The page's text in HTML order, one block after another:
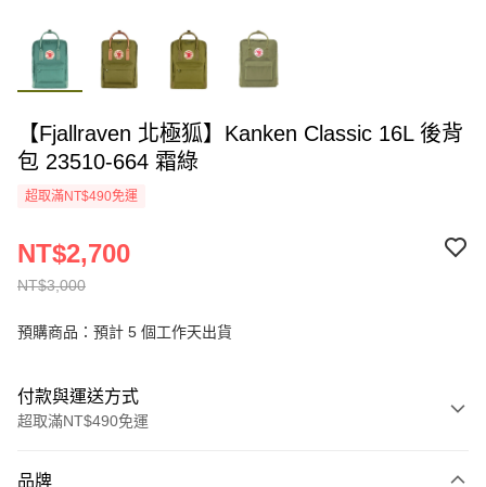
【Fjallraven 北極狐】Kanken Classic 16L 後背
包 23510-664 霜綠
超取滿NT$490免運
NT$3,000
NT$2,700
預購商品：預計 5 個工作天出貨
付款與運送方式
超取滿NT$490免運
品牌